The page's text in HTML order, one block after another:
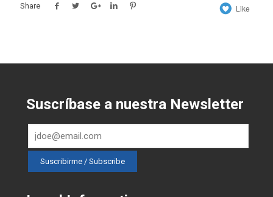
Share Like
Suscríbase a nuestra Newsletter